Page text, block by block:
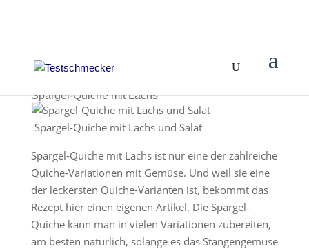
Spargel-Quiche mit Lachs
Spargel-Quiche mit Lachs und Salat
Spargel-Quiche mit Lachs ist nur eine der zahlreiche
Quiche-Variationen mit Gemüse. Und weil sie eine
der leckersten Quiche-Varianten ist, bekommt das
Rezept hier einen eigenen Artikel. Die Spargel-
Quiche kann man in vielen Variationen zubereiten,
am besten natürlich, solange es das Stangengemüse